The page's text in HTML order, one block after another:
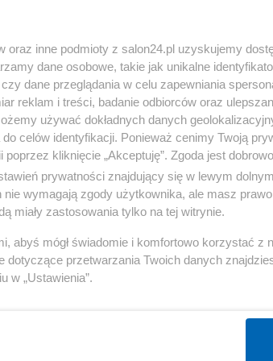
« WRÓĆ DO NOTKI
Gospodarka
Biznes
Pieniądze
Inwestycje
Podatki
oraz inne podmioty z salon24.pl uzyskujemy
dane osobowe, takie jak unikalne
dane przeglądania w celu zapewniania
reklam i treści, badanie odbiorców oraz
używać dokładnych danych
celów identyfikacji. Ponieważ cenimy Twoją
kliknięcie „Akceptuję”. Zgoda jest
prywatności znajdujący się w lewym
wymagają zgody użytkownika, ale masz
miały zastosowania tylko na tej witrynie.
abyś mógł świadomie i komfortowo korzystać z
dotyczące przetwarzania Twoich danych
w „Ustawienia”.